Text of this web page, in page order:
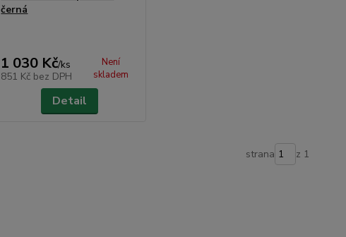
černá
1 030 Kč/ks
851 Kč bez DPH
Není
skladem
Detail
strana z 1